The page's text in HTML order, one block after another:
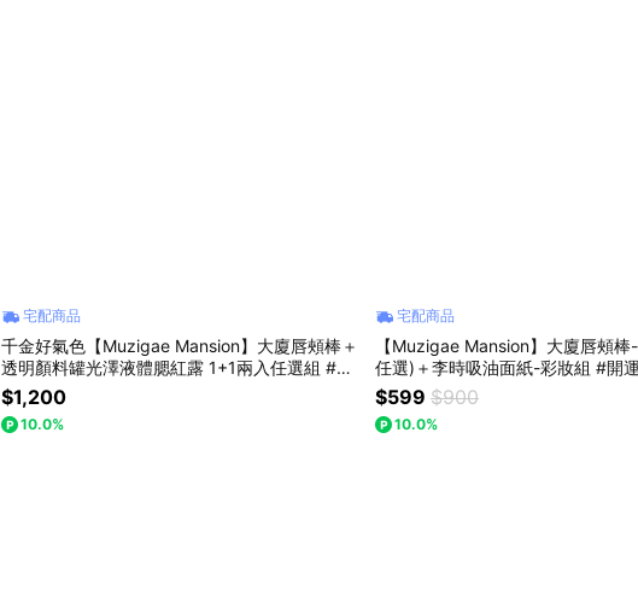
宅配商品
千金好氣色【Muzigae Mansion】大廈唇頰棒＋
透明顏料罐光澤液體腮紅露 1+1兩入任選組 #開
運妝容 #3D好命澎澎臉 #女生送禮 #生日禮物
$1,200
10.0%
宅配商品
【Muzigae Mansion】大廈唇頰
任選)＋李時吸油面紙-彩妝組 #開
兩用 #女生送禮 #生日禮物
$599 $900
10.0%